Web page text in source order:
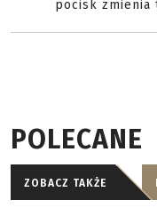
pocisk zmienia
POLECANE
ZOBACZ TAKŻE